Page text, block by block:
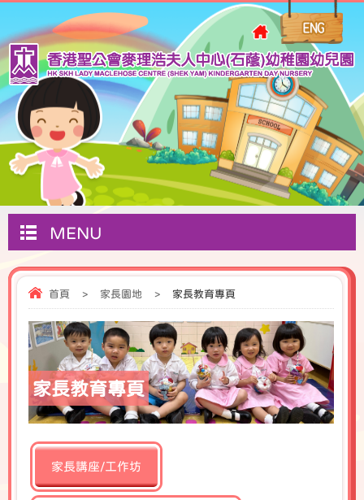
MENU
首頁 > 家長園地 > 家長教育專頁
家長教育專頁
家長講座/工作坊